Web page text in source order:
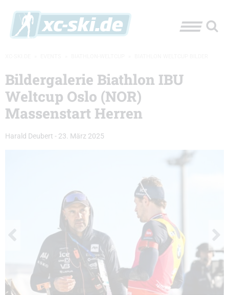
Bildergalerie Biathlon IBU
Weltcup Oslo (NOR)
Massenstart Herren
Harald Deubert - 23. März 2025